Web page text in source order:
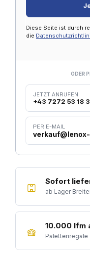
Diese Seite ist durch
die
ODER
JETZT ANRUFEN
+43 7272 53 18
PER E-MAIL
Sofort
ab Lager
10.000 lfm
Palettenregale